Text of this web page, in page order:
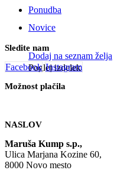
Dodaj na seznam želja
Poglej izdelek
Ponudba
Novice
Sledite nam
Facebook Instagram
Možnost plačila
NASLOV
Maruša Kump s.p.,
Ulica Marjana Kozine 60,
8000 Novo mesto